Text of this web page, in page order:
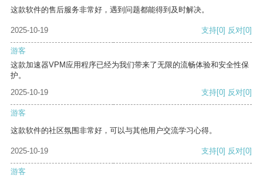
这款软件的售后服务非常好，遇到问题都能得到及时解决。
2025-10-19 支持[0] 反对[0]
游客
这款加速器VPM应用程序已经为我们带来了无限的流畅体验和安全性保
护。
2025-10-19
支持[0] 反对[0]
游客
这款软件的社区氛围非常好，可以与其他用户交流学习心得。
2025-10-19 支持[0] 反对[0]
游客